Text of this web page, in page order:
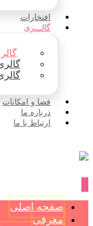
افتخارات
گالـــری
فضا و امکانات
درباره ما
ارتباط با ما
صفحه اصلی
معرفی